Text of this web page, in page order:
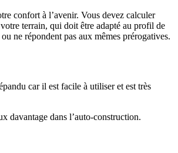
confort à l’avenir. Vous devez calculer
terrain, qui doit être adapté au profil de
ne répondent pas aux mêmes prérogatives.
car il est facile à utiliser et est très
davantage dans l’auto-construction.